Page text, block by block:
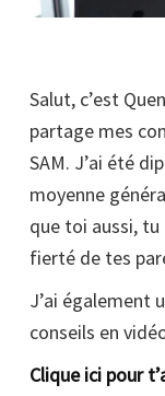
Salut, c’est
partage mes
SAM. J’ai été
moyenne
que toi aussi,
fierté de tes
J’ai également
conseils en
Clique ici pour